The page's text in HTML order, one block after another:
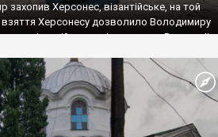
захопив Херсонес, візантійське, на той
взяття Херсонесу дозволило Володимиру
візантійському імператору Василю ІІ,
язичник, став Василем-
потім було Хрещення Русі. На честь
названо місто […]